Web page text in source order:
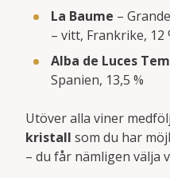
La Baume –
– vitt, Frankrike, 12
Alba de Luces
Spanien, 13,5 %
Utöver alla viner
kristall som du har
– du får nämligen välja